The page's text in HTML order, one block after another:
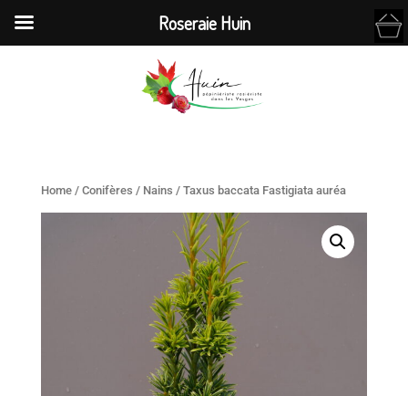
Home/ Conifères / Nains / Taxus baccata Fastigiata auréa
Roseraie Huin